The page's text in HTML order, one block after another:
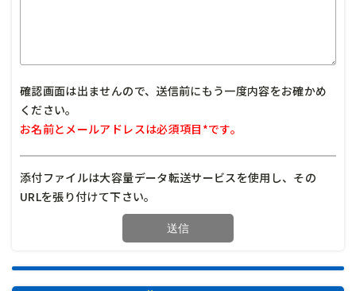
確認画面は出ませんので、送信前にもう一度内容をお確かめ
ください。
お名前とメールアドレスは必須項目*です。
添付ファイルは大容量データ転送サービスを使用し、その
URLを張り付けて下さい。